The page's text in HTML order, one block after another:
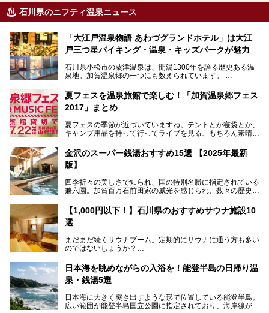
石川県のニフティ温泉ニュース
「大江戸温泉物語 あわづグランドホテル」は大江
戸三つ星バイキング・温泉・キッズパークが魅力
石川県小松市の粟津温泉は、開湯1300年を誇る歴史ある温
泉地。加賀温泉郷の一つにも数えられています。
その粟津温泉に建つ「大江戸温泉物語 あわづグランドホテ
ル」（以下、あわづグランドホテル）は客室数97室のホテ
ルで、昨年2024年12月に露天風呂を新設。充実したキッズ
2025年7月からは「大江戸三つ星バイキング」がスタート！
───
提供元：大江戸温泉物語ホテルズ＆リゾーツ株式会社【P
この記事は大江戸温泉物語 あわづグランドホテルのPR記事
です。
夏フェスを温泉旅館で楽しむ！「加賀温泉郷フェス
2017」まとめ
夏フェスの季節が近づいていますね。テントとか寝袋とか、
キャンプ用品を持って行ってライブを見る、もちろん素晴ら
いやでもね、暑いし汗や砂埃でドロドロになるしうるさくて
夜は寝られないし、若い時はそういうのが良かったんですけ
今、もうちょっと気楽なフェスはないかな、と探してたらあ
りましたよ！
「加賀温泉郷フェス 2017」が石川県・山代温泉の瑠璃光を
全館貸し切って開催！
れちゃう！なんということでしょう！！
金沢のスーパー銭湯おすすめ15選 【2025年最新
版】
四季折々の美しさで知られ、国の特別名勝に指定されている
兼六園。加賀百万石前田家の威光を感じられ、数々の歴史的
ア。国内でも特に人気の観光地の1つです。北陸新幹線で東
京から約2時間30分と、首都圏からアクセスしやすい立地も
魅力ですね。
り、観光に加えて温泉もぜひ楽しみたいところ。金沢エリア
でおすすめのスーパー銭湯をご紹介します。
【1,000円以下！】石川県のおすすめサウナ施設10
選
まだまだ続くサウナブーム。定期的にサウナに通う方も多い
のではないしょうか？
今回はそんなサウナによく行く人もこれから楽しむ人も格安
で楽しめるサウナを紹介します。
など、種類豊富ですよ。
日本海を眺めながらの入浴を！能登半島の日帰り温
泉・銭湯5選
日本海に大きく突き出すような形で位置している能登半島。
広い範囲が能登半島国立公園に指定されており、海岸線が作